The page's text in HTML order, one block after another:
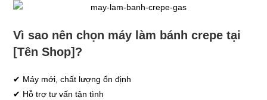
Vì sao nên chọn máy làm bánh crepe tại
[Tên Shop]?
✔ Máy mới, chất lượng ổn định
✔ Hỗ trợ tư vấn tận tình